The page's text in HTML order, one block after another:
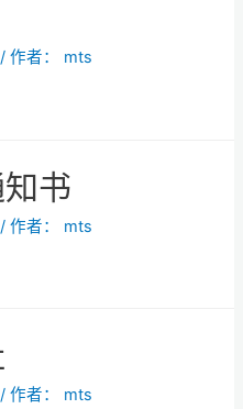
/ 作者： mts
书
/ 作者： mts
/ 作者： mts